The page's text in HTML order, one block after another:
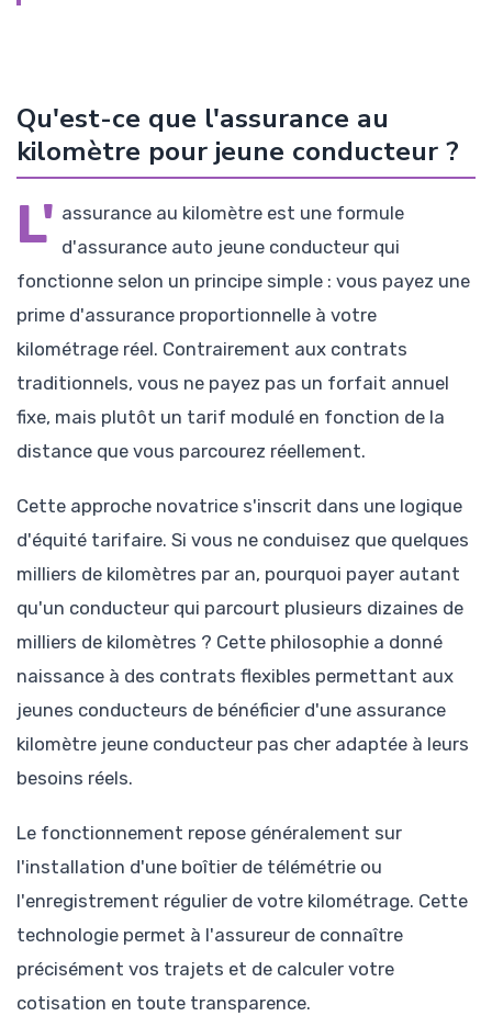
Qu'est-ce que l'assurance au
kilomètre pour jeune conducteur ?
L' assurance au kilomètre est une formule
d'assurance auto jeune conducteur qui
fonctionne selon un principe simple : vous payez une
prime d'assurance proportionnelle à votre
kilométrage réel. Contrairement aux contrats
traditionnels, vous ne payez pas un forfait annuel
fixe, mais plutôt un tarif modulé en fonction de la
distance que vous parcourez réellement.
Cette approche novatrice s'inscrit dans une logique
d'équité tarifaire. Si vous ne conduisez que quelques
milliers de kilomètres par an, pourquoi payer autant
qu'un conducteur qui parcourt plusieurs dizaines de
milliers de kilomètres ? Cette philosophie a donné
naissance à des contrats flexibles permettant aux
jeunes conducteurs de bénéficier d'une assurance
kilomètre jeune conducteur pas cher adaptée à leurs
besoins réels.
Le fonctionnement repose généralement sur
l'installation d'une boîtier de télémétrie ou
l'enregistrement régulier de votre kilométrage. Cette
technologie permet à l'assureur de connaître
précisément vos trajets et de calculer votre
cotisation en toute transparence.